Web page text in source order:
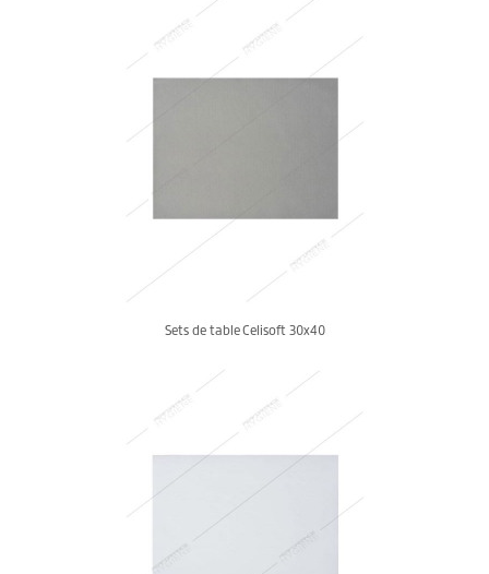
Sets de table Celisoft 30x40